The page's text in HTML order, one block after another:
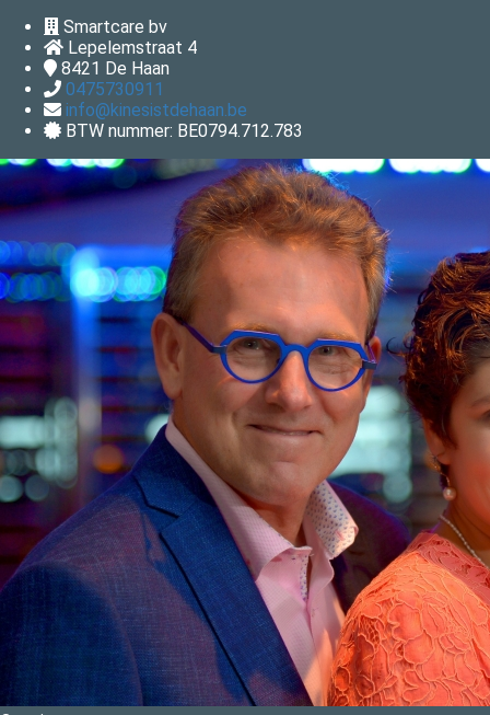
Smartcare bv
Lepelemstraat 4
8421 De Haan
0475730911
info@kinesistdehaan.be
BTW nummer: BE0794.712.783